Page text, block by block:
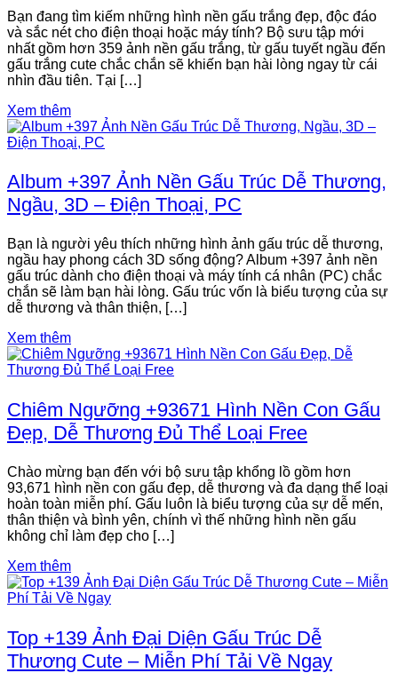
Bạn đang tìm kiếm những hình nền gấu trắng đẹp, độc đáo
và sắc nét cho điện thoại hoặc máy tính? Bộ sưu tập mới
nhất gồm hơn 359 ảnh nền gấu trắng, từ gấu tuyết ngầu đến
gấu trắng cute chắc chắn sẽ khiến bạn hài lòng ngay từ cái
nhìn đầu tiên. Tại […]
Xem thêm
Album +397 Ảnh Nền Gấu Trúc Dễ Thương,
Ngầu, 3D – Điện Thoại, PC
Bạn là người yêu thích những hình ảnh gấu trúc dễ thương,
ngầu hay phong cách 3D sống động? Album +397 ảnh nền
gấu trúc dành cho điện thoại và máy tính cá nhân (PC) chắc
chắn sẽ làm bạn hài lòng. Gấu trúc vốn là biểu tượng của sự
dễ thương và thân thiện, […]
Xem thêm
Chiêm Ngưỡng +93671 Hình Nền Con Gấu
Đẹp, Dễ Thương Đủ Thể Loại Free
Chào mừng bạn đến với bộ sưu tập khổng lồ gồm hơn
93,671 hình nền con gấu đẹp, dễ thương và đa dạng thể loại
hoàn toàn miễn phí. Gấu luôn là biểu tượng của sự dễ mến,
thân thiện và bình yên, chính vì thế những hình nền gấu
không chỉ làm đẹp cho […]
Xem thêm
Top +139 Ảnh Đại Diện Gấu Trúc Dễ
Thương Cute – Miễn Phí Tải Về Ngay